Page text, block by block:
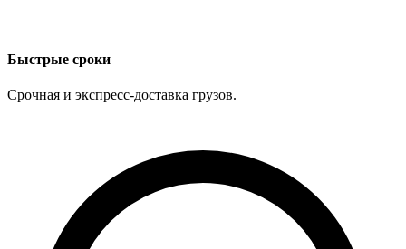
Быстрые сроки
Срочная и экспресс-доставка грузов.